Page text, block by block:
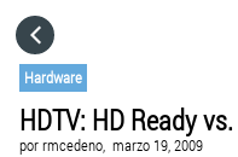
Hardware
HDTV: HD Ready
porrmcedeno, marzo 19, 2009